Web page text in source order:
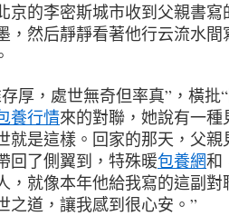
的李密斯城市收到父親書寫
，然后靜靜看著他行云流水
，處世無奇但率真”，橫批
養行情來的對聯，她說有一
就是這樣。回家的那天，父
回了側翼到，特殊暖包養網和
，就像本年他給我寫的這副
之道，讓我感到很心安。”